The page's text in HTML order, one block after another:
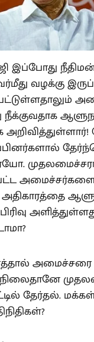
இப்போது
வழக்கு
நீக்குவதாக
அமைச்சரை
தேர்தல்.